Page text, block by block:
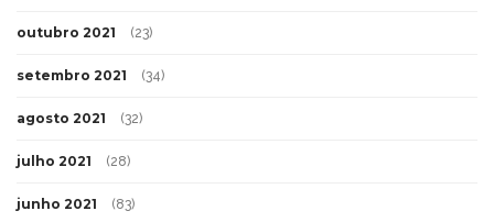
outubro 2021 (23)
setembro 2021 (34)
agosto 2021 (32)
julho 2021 (28)
junho 2021 (83)